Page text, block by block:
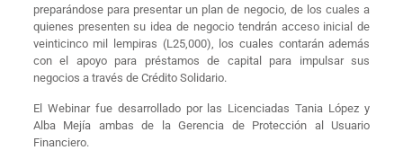
preparándose para presentar un plan de negocio, de los cuales a
quienes presenten su idea de negocio tendrán acceso inicial de
veinticinco mil lempiras (L25,000), los cuales contarán además
con el apoyo para préstamos de capital para impulsar sus
negocios a través de Crédito Solidario.
El Webinar fue desarrollado por las Licenciadas Tania López y
Alba Mejía ambas de la Gerencia de Protección al Usuario
Financiero.